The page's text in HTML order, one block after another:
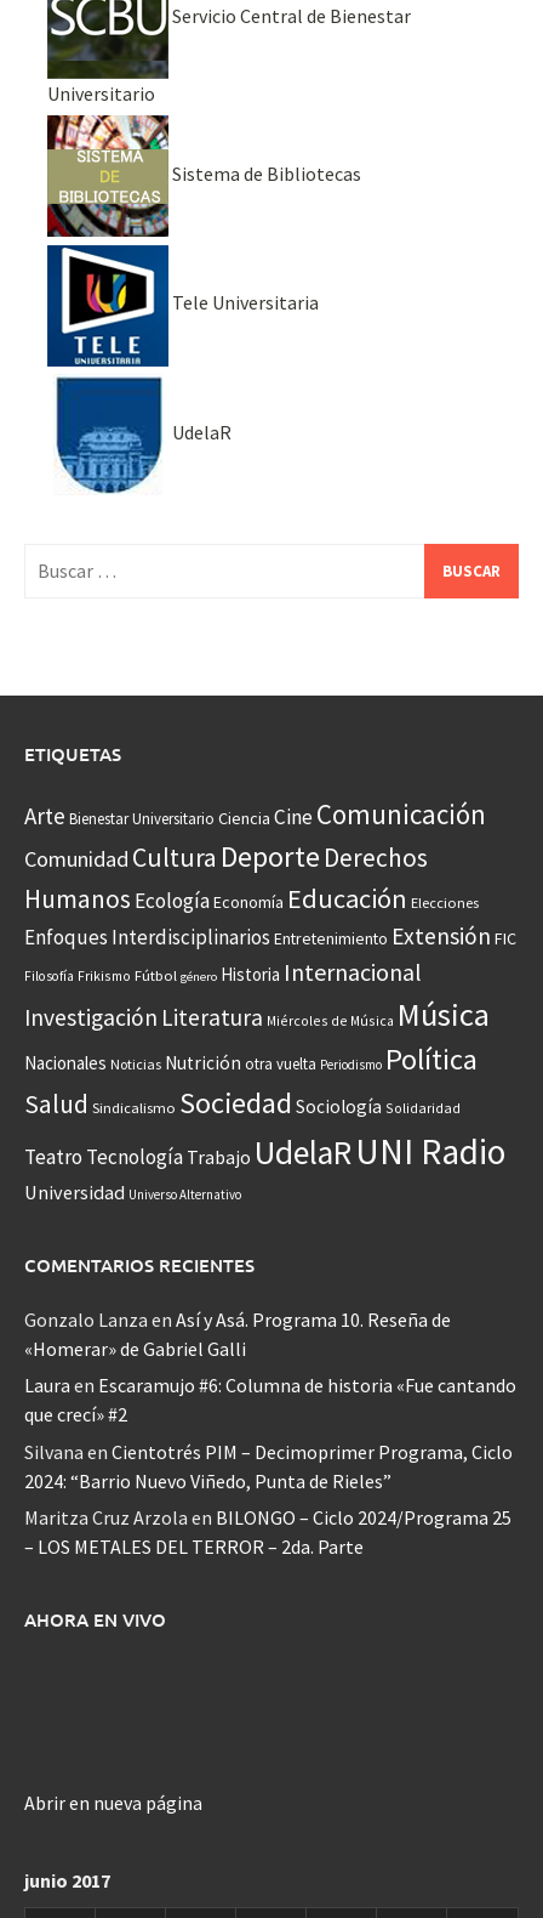
Servicio Central de Bienestar
Universitario
Sistema de Bibliotecas
Tele Universitaria
UdelaR
ETIQUETAS
Arte Bienestar Universitario Ciencia CineComunicación
Comunidad Cultura Deporte Derechos
Humanos EcologíaEconomía Educación Elecciones
Enfoques Interdisciplinarios Entretenimiento Extensión FIC
Filosofía Frikismo Fútbol género Historia Internacional
Investigación Literatura Miércoles de Música Música
Nacionales Noticias Nutrición otra vuelta Periodismo Política
Salud Sindicalismo Sociedad Sociología Solidaridad
Teatro Tecnología Trabajo UdelaRUNI Radio
Universidad Universo Alternativo
COMENTARIOS RECIENTES
Gonzalo Lanza en Así y Asá. Programa 10. Reseña de
«Homerar» de Gabriel Galli
Laura en Escaramujo #6: Columna de historia «Fue cantando
que crecí» #2
Silvana en Cientotrés PIM – Decimoprimer Programa, Ciclo
2024: “Barrio Nuevo Viñedo, Punta de Rieles”
Maritza Cruz Arzola en BILONGO – Ciclo 2024/Programa 25
– LOS METALES DEL TERROR – 2da. Parte
AHORA EN VIVO
Abrir en nueva página
junio 2017